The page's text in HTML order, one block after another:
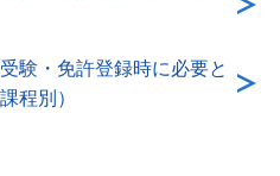
験・免許登録時に必要と
程別）